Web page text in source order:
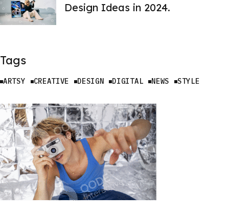
Design Ideas in 2024.
Tags
ARTSY CREATIVE DESIGN DIGITAL NEWS STYLE